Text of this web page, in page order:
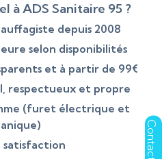
à ADS Sanitaire 95 ?
depuis 2008
selon disponibilités
et à partir de 99€
respectueux et propre
(furet électrique et
satisfaction